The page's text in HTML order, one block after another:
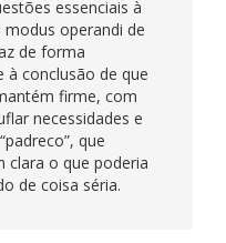
essenciais à
operandi de
de forma
à conclusão de que
firme, com
necessidades e
que
o que poderia
de coisa séria.